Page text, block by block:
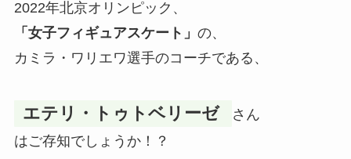
2022年北京オリンピック、
「女子フィギュアスケート」 の、
カミラ・ワリエワ選手のコーチである、
エテリ・トゥトベリーゼ
さん
はご存知でしょうか！？